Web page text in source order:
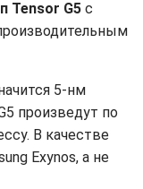
Tensor G5 с
5-нм
произведут по
В качестве
Exynos, а не